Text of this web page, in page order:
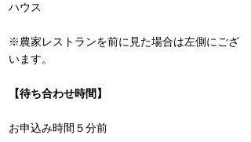
ハウス
※農家レストランを前に見た場合は左側にござ
います。
【待ち合わせ時間】
お申込み時間５分前